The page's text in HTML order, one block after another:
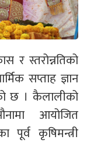
र स्तरोन्नतिको
सप्ताह ज्ञान
छ । कैलालीको
आयोजित
पूर्व कृषिमन्त्री